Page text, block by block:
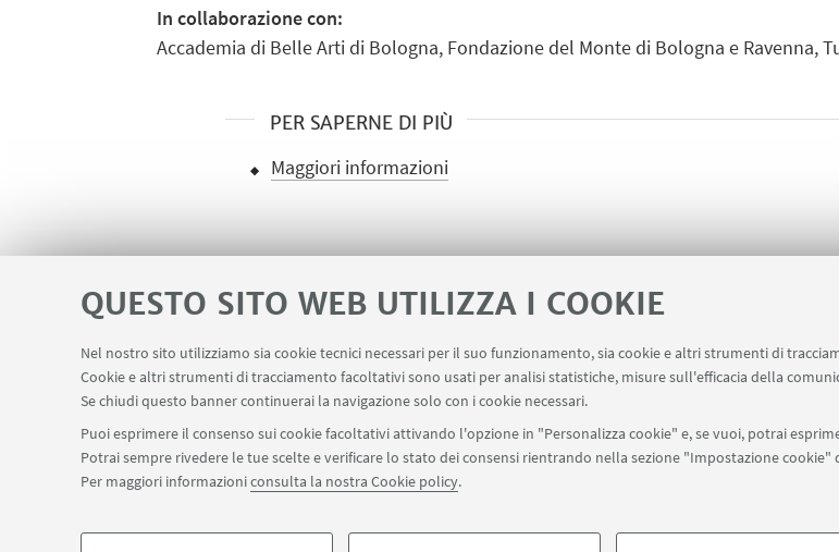
QUESTO SITO WEB UTILIZZA I COOKIE
Nel nostro sito utilizziamo sia cookie tecnici necessari per il suo funzionamento, sia cookie e altri strumenti di
Cookie e altri strumenti di tracciamento facoltativi sono usati per analisi statistiche, misure sull'efficacia della
Se chiudi questo banner continuerai la navigazione solo con i cookie necessari.
Puoi esprimere il consenso sui cookie facoltativi attivando l'opzione in "Personalizza cookie" e, se vuoi, potrai
Potrai sempre rivedere le tue scelte e verificare lo stato dei consensi rientrando nella sezione "Impostazione cookie"
Per maggiori informazioniconsulta la nostra Cookie policy.
In collaborazione con:
Accademia di Belle Arti di Bologna, Fondazione del Monte di Bologna e Ravenna,
PER SAPERNE DI PIÙ
Maggiori informazioni
LINK UTILI Ministero dell'Istruzione dell'Università e della Ricerca Area riservata
SEGUI UNIBO SU:
©Copyright 2026 - ALMA MATER STUDIORUM - Università di Bologna - Via Zamboni, 33 - 40126 Bologna - PI: